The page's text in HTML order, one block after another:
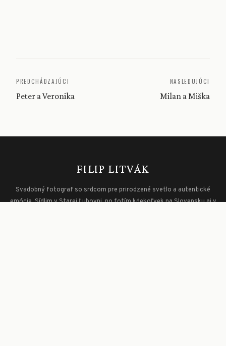
PREDCHÁDZAJÚCI
Peter a Veronika
NASLEDUJÚCI
Milan a Miška
FILIP LITVÁK
Svadobný fotograf so srdcom pre prirodzené svetlo a autentické
emócie. Sídlim v Starej Ľubovni, no fotím kdekoľvek na Slovensku aj v